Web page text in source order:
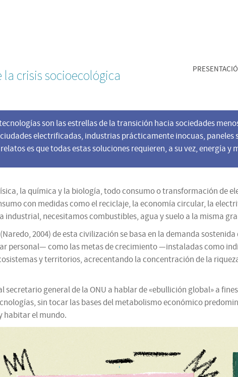
la crisis socioecológica
son las estrellas de la transición hacia sociedades
electrificadas, industrias prácticamente inocuas,
es que todas estas soluciones requieren, a su vez, energía y
la química y la biología, todo consumo o transformación de
con medidas como el reciclaje, la economía circular, la
necesitamos combustibles, agua y suelo a la misma
2004) de esta civilización se basa en la demanda
personal— como las metas de crecimiento —instaladas como
y territorios, acrecentando la concentración de la
general de la ONU a hablar de «ebullición global» a
sin tocar las bases del metabolismo económico
habitar el mundo.